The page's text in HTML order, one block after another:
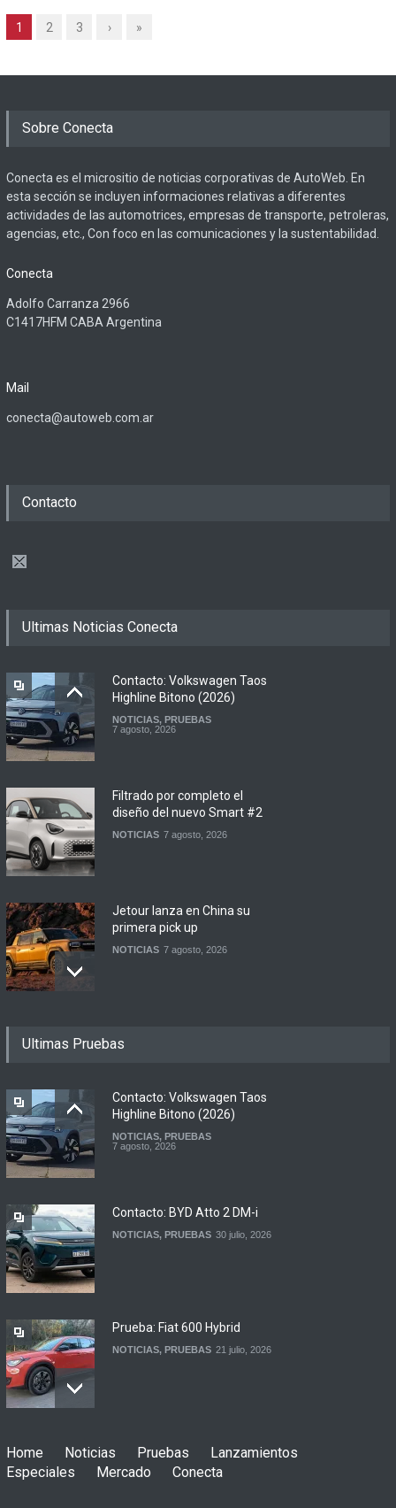
1 2 3 › »
Sobre Conecta
Conecta es el micrositio de noticias corporativas de AutoWeb. En
esta sección se incluyen informaciones relativas a diferentes
actividades de las automotrices, empresas de transporte, petroleras,
agencias, etc., Con foco en las comunicaciones y la sustentabilidad.
Conecta
Adolfo Carranza 2966
C1417HFM CABA Argentina
Mail
conecta@autoweb.com.ar
Contacto
Ultimas Noticias Conecta
Contacto: Volkswagen Taos
Highline Bitono (2026)
NOTICIAS, PRUEBAS
7 agosto, 2026
Filtrado por completo el
diseño del nuevo Smart #2
NOTICIAS 7 agosto, 2026
Jetour lanza en China su
primera pick up
NOTICIAS 7 agosto, 2026
renovadas S2 y Skua 150 en
7 agosto, 2026
Argentina y Ecuador
Ultimas Pruebas
Contacto: Volkswagen Taos
Highline Bitono (2026)
NOTICIAS, PRUEBAS
7 agosto, 2026
Contacto: BYD Atto 2 DM-i
NOTICIAS, PRUEBAS 30 julio, 2026
Prueba: Fiat 600 Hybrid
NOTICIAS, PRUEBAS 21 julio, 2026
NOTICIAS PRUEBAS
Home Noticias Pruebas
Lanzamientos
Especiales
Mercado Conecta